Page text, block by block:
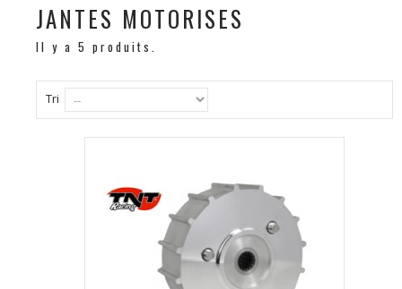
JANTES MOTORISES
Il y a 5 produits.
Tri